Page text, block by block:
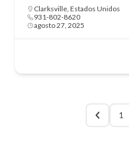
Clarksville, Estados Unidos
931-802-8620
agosto 27, 2025
1